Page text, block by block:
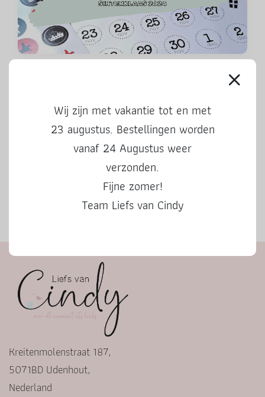
Wij zijn met vakantie tot en met
23 augustus. Bestellingen worden
vanaf 24 Augustus weer
verzonden.
Fijne zomer!
Team Liefs van Cindy
Kreitenmolenstraat 187,
5071BD Udenhout,
Nederland